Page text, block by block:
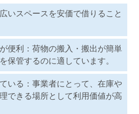
いスペースを安価で借りること
便利：荷物の搬入・搬出が簡単
保管するのに適しています。
いる：事業者にとって、在庫や
できる場所として利用価値が高